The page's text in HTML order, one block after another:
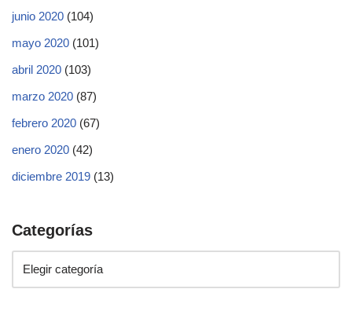
junio 2020 (104)
mayo 2020 (101)
abril 2020 (103)
marzo 2020 (87)
febrero 2020 (67)
enero 2020 (42)
diciembre 2019 (13)
Categorías